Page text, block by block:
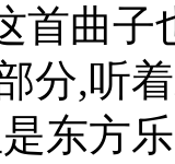
首曲
分,听
东方